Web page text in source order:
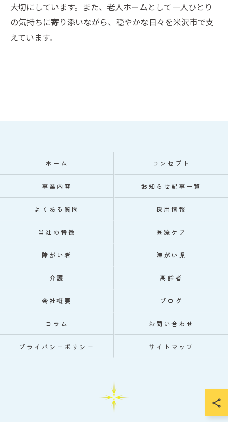
大切にしています。また、老人ホームとして一人ひとり
の気持ちに寄り添いながら、穏やかな日々を米沢市で支
えています。
ホーム コンセプト
事業内容 お知らせ記事一覧
よくある質問 採用情報
当社の特徴 医療ケア
障がい者 障がい児
介護 高齢者
会社概要 ブログ
コラム お問い合わせ
プライバシーポリシー サイトマップ